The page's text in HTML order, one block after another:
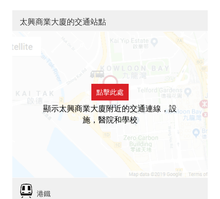
太興商業大廈的交通站點
點擊此處
顯示太興商業大廈附近的交通連線，設
施，醫院和學校
港鐵